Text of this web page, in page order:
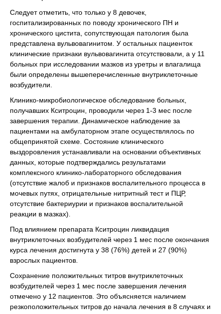
Следует отметить, что только у 8 девочек,
госпитализированных по поводу хронического ПН и
хронического цистита, сопутствующая патология была
представлена вульвовагинитом. У остальных пациенток
клинические признаки вульвовагинита отсутствовали, а у 11
больных при исследовании мазков из уретры и влагалища
были определены вышеперечисленные внутриклеточные
возбудители.
Клинико-микробиологическое обследование больных,
получавших Кситроцин, проводили через 1-3 мес после
завершения терапии. Динамическое наблюдение за
пациентами на амбулаторном этапе осуществлялось по
общепринятой схеме. Состояние клинического
выздоровления устанавливали на основании объективных
данных, которые подтверждались результатами
комплексного клинико-лабораторного обследования
(отсутствие жалоб и признаков воспалительного процесса в
мочевых путях, отрицательные нитритный тест и ПЦР,
отсутствие бактериурии и признаков воспалительной
реакции в мазках).
Под влиянием препарата Кситроцин ликвидация
внутриклеточных возбудителей через 1 мес после окончания
курса лечения достигнута у 38 (76%) детей и 27 (90%)
взрослых пациентов.
Сохранение положительных титров внутриклеточных
возбудителей через 1 мес после завершения лечения
отмечено у 12 пациентов. Это объясняется наличием
резкоположительных титров до начала лечения в 8 случаях и